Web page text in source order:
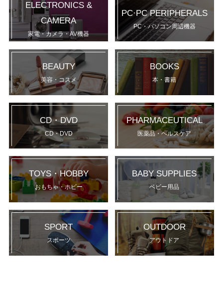
ELECTRONICS &
CAMERA
家電・カメラ・AV機器
PC·PC PERIPHERALS
PC・パソコン周辺機器
BEAUTY
美容・コスメ
BOOKS
本・書籍
CD・DVD
CD・DVD
PHARMACEUTICAL
医薬品・ヘルスケア
TOYS・HOBBY
おもちゃ・ホビー
BABY SUPPLIES
ベビー用品
SPORT
スポーツ
OUTDOOR
アウトドア